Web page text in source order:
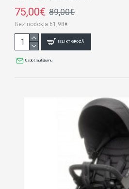
75,00€ 89,00€
Bez nodokļa:61,98€
IELIKT GROZĀ
Uzdot jautājumu